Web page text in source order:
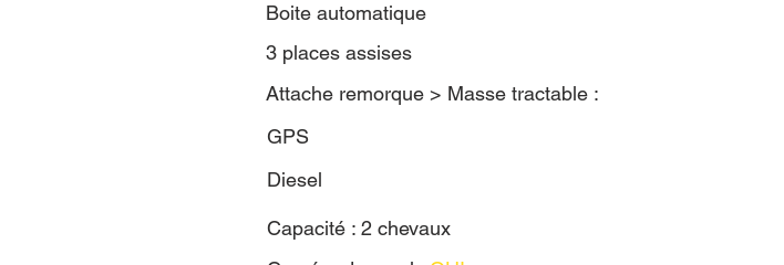
Boite automatique
3 places assises
Attache remorque > Masse tractable :
GPS
Diesel
Capacité : 2 chevaux